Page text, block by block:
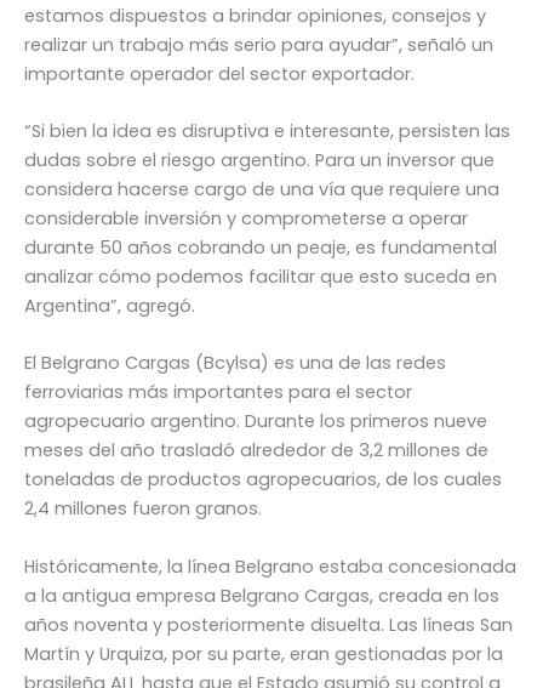
estamos dispuestos a brindar opiniones, consejos y
realizar un trabajo más serio para ayudar”, señaló un
importante operador del sector exportador.
“Si bien la idea es disruptiva e interesante, persisten las
dudas sobre el riesgo argentino. Para un inversor que
considera hacerse cargo de una vía que requiere una
considerable inversión y comprometerse a operar
durante 50 años cobrando un peaje, es fundamental
analizar cómo podemos facilitar que esto suceda en
Argentina”, agregó.
El Belgrano Cargas (Bcylsa) es una de las redes
ferroviarias más importantes para el sector
agropecuario argentino. Durante los primeros nueve
meses del año trasladó alrededor de 3,2 millones de
toneladas de productos agropecuarios, de los cuales
2,4 millones fueron granos.
Históricamente, la línea Belgrano estaba concesionada
a la antigua empresa Belgrano Cargas, creada en los
años noventa y posteriormente disuelta. Las líneas San
Martín y Urquiza, por su parte, eran gestionadas por la
brasileña ALL hasta que el Estado asumió su control a